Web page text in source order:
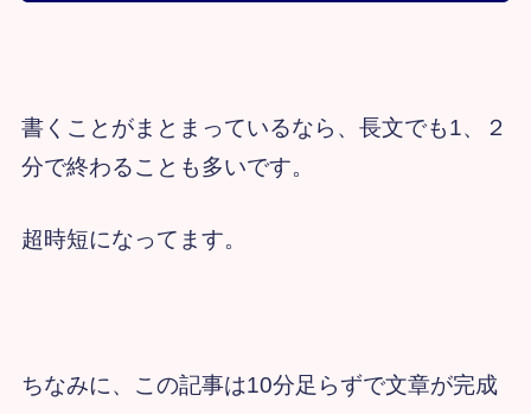
書くことがまとまっているなら、長文でも1、２
分で終わることも多いです。
超時短になってます。
ちなみに、この記事は10分足らずで文章が完成